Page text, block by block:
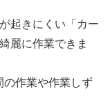
起きにくい「カー
麗に作業できま
の作業や作業しず